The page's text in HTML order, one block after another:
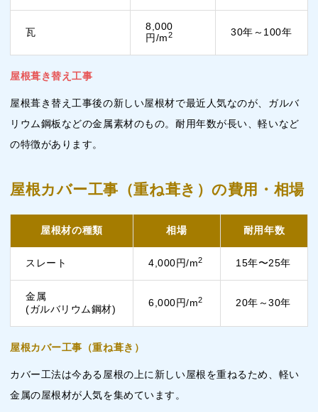
瓦
8,000
円/m2 30年～100年
屋根葺き替え工事
屋根葺き替え工事後の新しい屋根材で最近人気なのが、ガルバ
リウム鋼板などの金属素材のもの。耐用年数が長い、軽いなど
の特徴があります。
屋根カバー工事（重ね葺き）の費用・相場
屋根材の種類 相場 耐用年数
スレート 4,000円/m2 15年〜25年
金属
(ガルバリウム鋼材)
6,000円/m2 20年～30年
屋根カバー工事（重ね葺き）
カバー工法は今ある屋根の上に新しい屋根を重ねるため、軽い
金属の屋根材が人気を集めています。